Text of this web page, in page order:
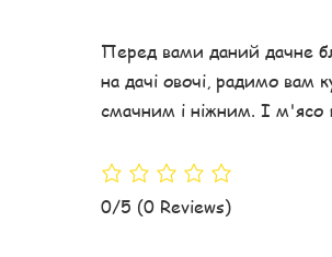
Перед вами даний дачне
на дачі овочі, радимо вам
смачним і ніжним. І м'ясо
0/5 (0 Reviews)